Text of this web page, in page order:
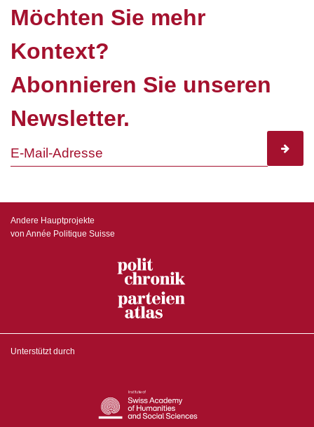
Möchten Sie mehr
Kontext?
Abonnieren Sie unseren
Newsletter.
Andere Hauptprojekte
von Année Politique Suisse
Unterstützt durch